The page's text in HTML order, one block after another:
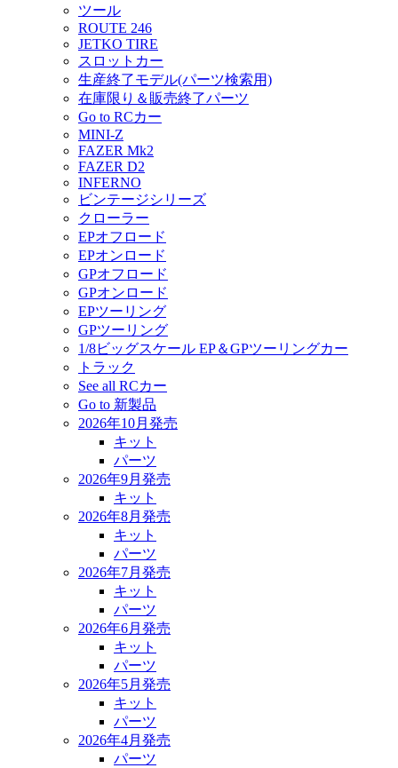
ツール
ROUTE 246
JETKO TIRE
スロットカー
生産終了モデル(パーツ検索用)
在庫限り＆販売終了パーツ
Go to RCカー
MINI-Z
FAZER Mk2
FAZER D2
INFERNO
ビンテージシリーズ
クローラー
EPオフロード
EPオンロード
GPオフロード
GPオンロード
EPツーリング
GPツーリング
1/8ビッグスケール EP＆GPツーリングカー
トラック
See all RCカー
Go to 新製品
2026年10月発売
キット
パーツ
2026年9月発売
キット
2026年8月発売
キット
パーツ
2026年7月発売
キット
パーツ
2026年6月発売
キット
パーツ
2026年5月発売
キット
パーツ
2026年4月発売
パーツ